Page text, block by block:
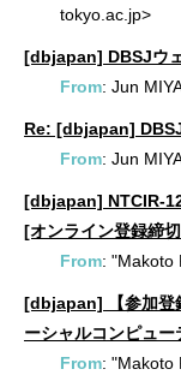
tokyo.ac.jp>
[dbjapan] DBSJウ
From: Jun
Re: [dbjapan]
From: Jun
[dbjapan] NTCIR-
[オンライン登録締
From: "Makoto
[dbjapan] 【参加登
ーシャルコンピュー
From: "Makoto